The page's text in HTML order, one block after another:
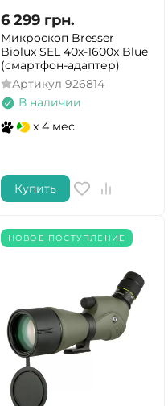
6 299 грн.
Микроскоп Bresser
Biolux SEL 40x-1600x Blue
(смартфон-адаптер)
Артикул 926814
В наличии
x 4 мес.
Купить
НОВОЕ ПОСТУПЛЕНИЕ